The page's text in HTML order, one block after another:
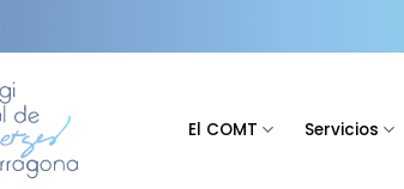
El COMT Servicios